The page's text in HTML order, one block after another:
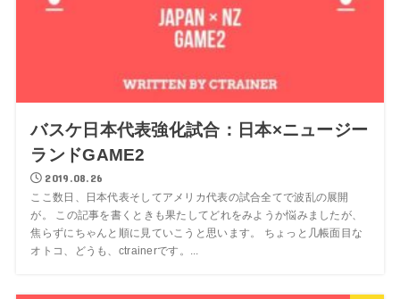
バスケ日本代表強化試合：日本×ニュージー
ランドGAME2
2019.08.26
ここ数日、日本代表そしてアメリカ代表の試合全てで波乱の展開
が。 この記事を書くときも果たしてどれをみようか悩みましたが、
焦らずにちゃんと順に見ていこうと思います。 ちょっと几帳面目な
オトコ、どうも、ctrainerです。...